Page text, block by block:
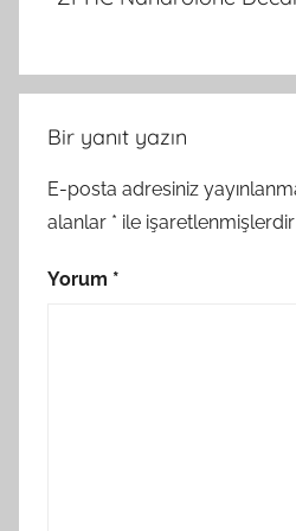
Bir yanıt yazın
E-posta adresiniz
alanlar * ile işaretlenmişlerdir
Yorum *